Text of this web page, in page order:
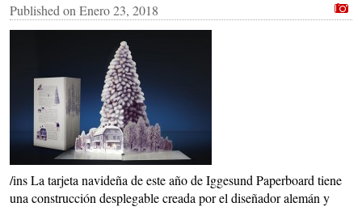
Published on Enero 23, 2018
/ins La tarjeta navideña de este año de Iggesund Paperboard tiene
una construcción desplegable creada por el diseñador alemán y